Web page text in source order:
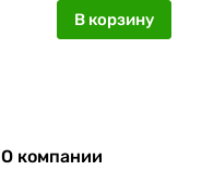
В корзину
О компании